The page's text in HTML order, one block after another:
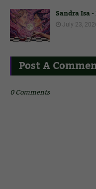
Sandra Isa
July 23,
Post A
0 Comments